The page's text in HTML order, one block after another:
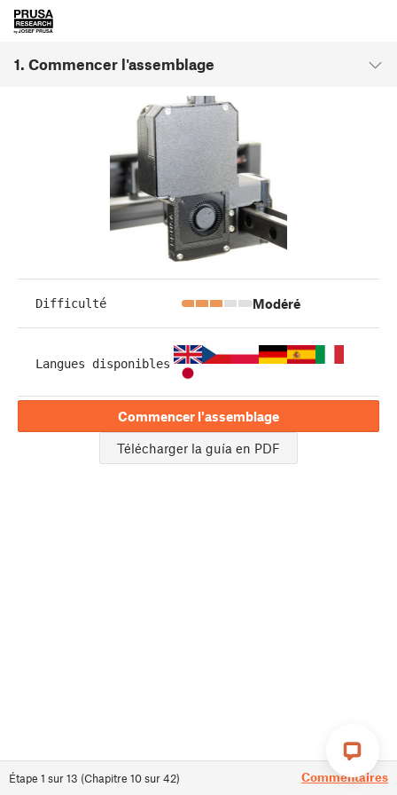
1. Commencer l'assemblage
Étape 1 sur13 (Chapitre 10sur42) Commentaires
Difficulté Modéré
Langues disponibles
Commencer l'assemblage
Télécharger la guía en PDF